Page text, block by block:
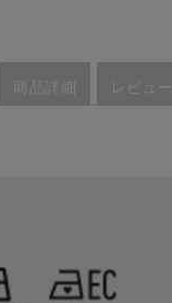
商品詳細 レビュー